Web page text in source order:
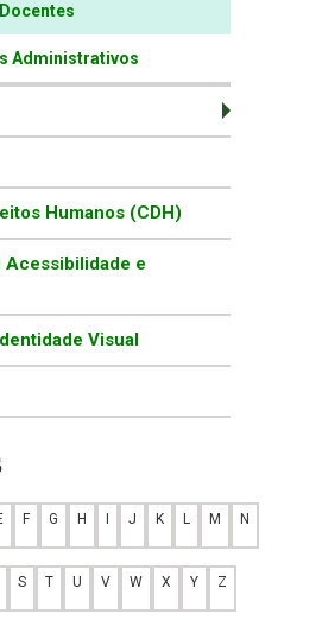
Docentes
Administrativos
Humanos (CDH)
Acessibilidade e
Visual
F G H J K L M N
S T U V W X Y Z